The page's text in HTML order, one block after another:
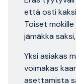
että osti
Toiset
jämäkkä
Yksi asiakas
voimakas
asettamista